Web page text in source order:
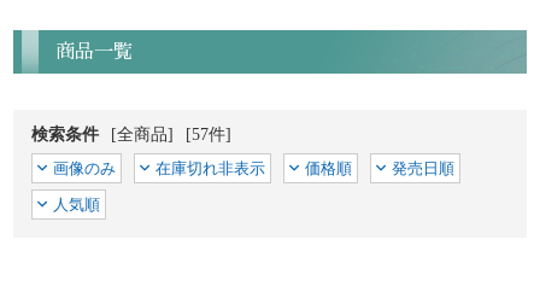
商品一覧
検索条件 [全商品]
[57件]
画像のみ
在庫切れ非表示 価格順
発売日順
人気順